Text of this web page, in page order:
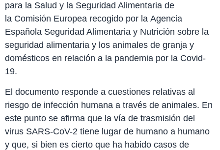
para la Salud y la Seguridad Alimentaria de
la Comisión Europea recogido por la Agencia
Española Seguridad Alimentaria y Nutrición sobre la
seguridad alimentaria y los animales de granja y
domésticos en relación a la pandemia por la Covid-
19.
El documento responde a cuestiones relativas al
riesgo de infección humana a través de animales. En
este punto se afirma que la vía de trasmisión del
virus SARS-CoV-2 tiene lugar de humano a humano
y que, si bien es cierto que ha habido casos de